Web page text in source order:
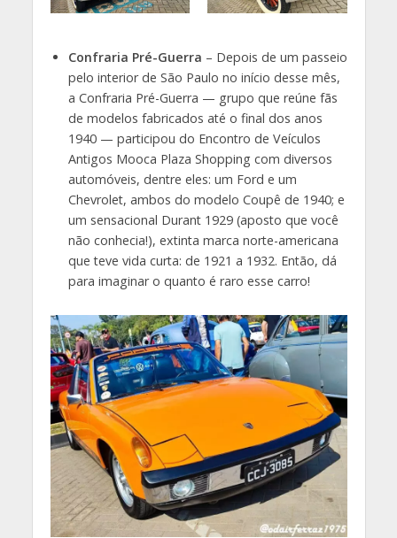
Confraria Pré-Guerra – Depois de um passeio
pelo interior de São Paulo no início desse mês,
a Confraria Pré-Guerra — grupo que reúne fãs
de modelos fabricados até o final dos anos
1940 — participou do Encontro de Veículos
Antigos Mooca Plaza Shopping com diversos
automóveis, dentre eles: um Ford e um
Chevrolet, ambos do modelo Coupê de 1940; e
um sensacional Durant 1929 (aposto que você
não conhecia!), extinta marca norte-americana
que teve vida curta: de 1921 a 1932. Então, dá
para imaginar o quanto é raro esse carro!